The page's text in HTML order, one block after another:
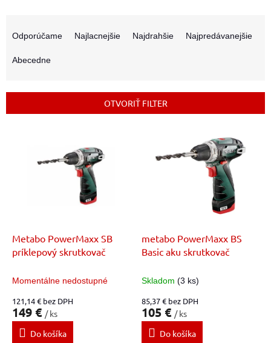
p
Odporúčame Najlacnejšie Najdrahšie Najpredávanejšie
Abecedne
OTVORIŤ FILTER
Metabo PowerMaxx SB
príklepový skrutkovač
Momentálne nedostupné
121,14 € bez DPH
149 € / ks
Do košíka
metabo PowerMaxx BS
Basic aku skrutkovač
Skladom (3 ks)
85,37 € bez DPH
105 € / ks
Do košíka